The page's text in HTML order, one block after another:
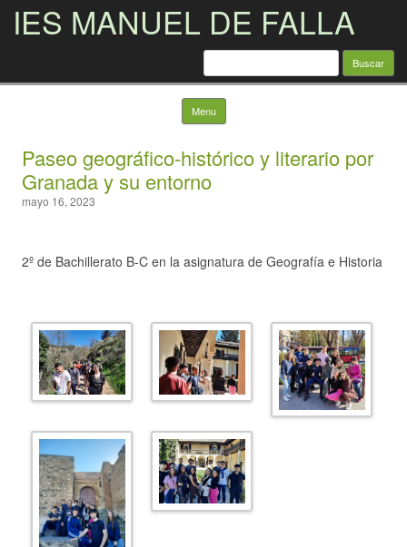
IES MANUEL DE FALLA
Buscar:
Menu Skip to content
Paseo geográfico-histórico y literario por
Granada y su entorno
mayo 16, 2023
2º de Bachillerato B-C en la asignatura de Geografía e Historia